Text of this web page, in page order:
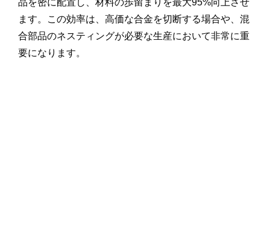
品を密に配置し、材料の歩留まりを最大95%向上させ
ます。この効率は、高価な合金を切断する場合や、混
合部品のネスティングが必要な生産において非常に重
要になります。